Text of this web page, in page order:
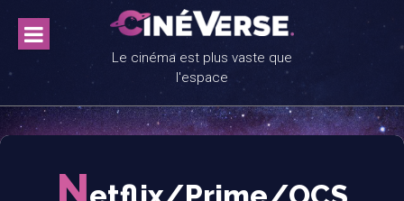
content
Le cinéma est plus vaste que
l'espace
N